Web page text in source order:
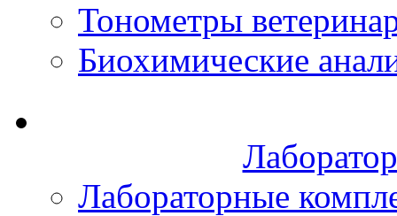
Тонометры
Биохимические
Лабораторные